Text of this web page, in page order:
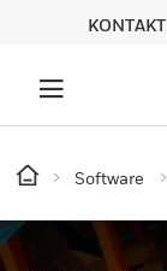
Software